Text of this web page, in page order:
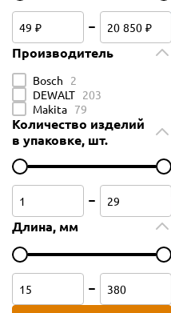
Производитель
Bosch
2
DEWALT 203
Makita 79
Количество изделий
в упаковке, шт.
Длина, мм